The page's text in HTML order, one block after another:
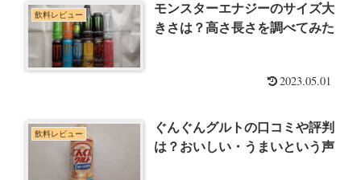
飲料レビュー
モンスターエナジーのサイズ大
きさは？高さ長さを調べてみた
2023.05.01
飲料レビュー
ぐんぐんグルトの口コミや評判
は？おいしい・うまいという声